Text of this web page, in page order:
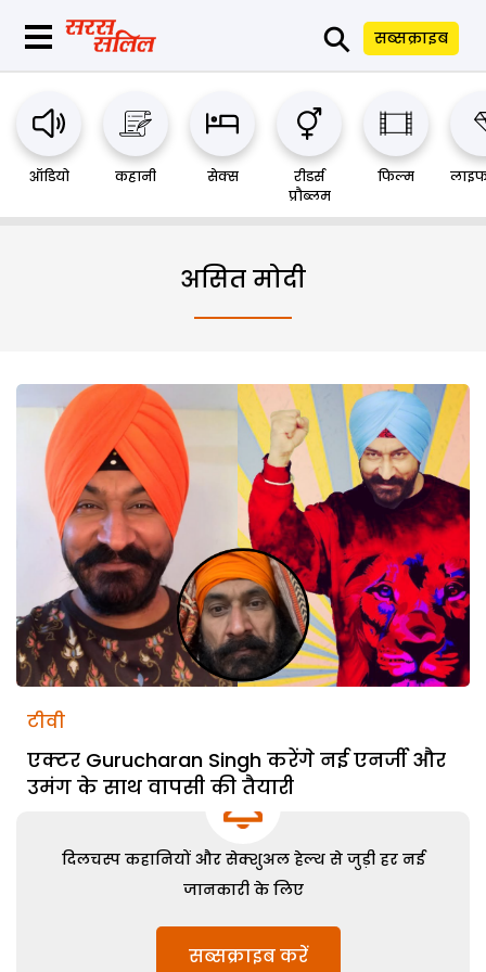
⚲ सब्सक्राइब
ऑडियो कहानी सेक्स
रीडर्स
प्रौब्लम
फिल्म
असित मोदी
टीवी
एक्टर Gurucharan Singh करेंगे नई एनर्जी और
उमंग के साथ वापसी की तैयारी
दिलचस्प कहानियों और सेक्शुअल हेल्थ से जुड़ी हर नई
जानकारी के लिए
सब्सक्राइब करें